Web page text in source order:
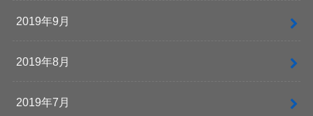
2019年9月
2019年8月
2019年7月